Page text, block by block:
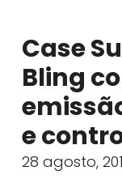
Case
Bling
e
28 agosto,